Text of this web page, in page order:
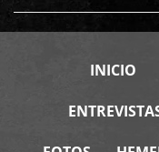
INICIO